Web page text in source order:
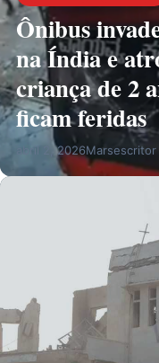
Ônibus
na Índia e
criança de 2
ficam feridas
abril 2, 2026Marsescritor